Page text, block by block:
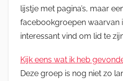
lijstje met pagina’s, maar
facebookgroepen waarvan
interessant vind om lid te
Kijk eens wat ik heb
Deze groep is nog niet zo